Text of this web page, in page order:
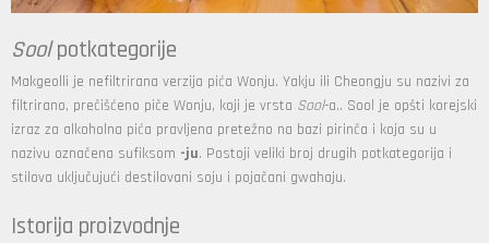
Soolpotkategorije
Makgeolli je nefiltrirana verzija pića Wonju. Yakju ili Cheongju su nazivi za
filtrirano, prečišćeno piče Wonju, koji je vrsta Sool-a.. Sool je opšti korejski
izraz za alkoholna pića pravljena pretežno na bazi pirinča i koja su u
nazivu označena sufiksom -ju. Postoji veliki broj drugih potkategorija i
stilova uključujući destilovani soju i pojačani gwahaju.
Istorija proizvodnje